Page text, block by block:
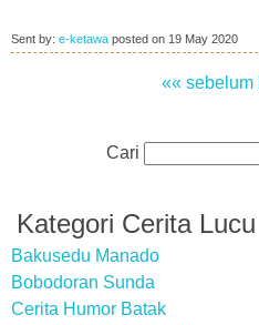
Sent by: e-ketawa posted on 19 May 2020
«« sebelum
Cari
Kategori Cerita Lucu
Bakusedu Manado
Bobodoran Sunda
Cerita Humor Batak